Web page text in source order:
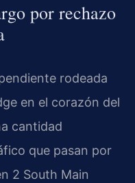
por rechazo
rodeada
en el corazón del
cantidad
que pasan por
2 South Main